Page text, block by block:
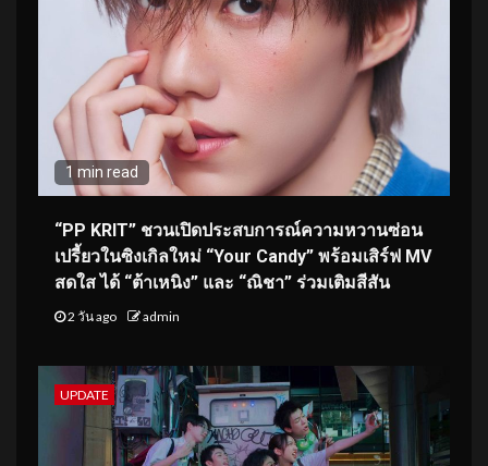
1 min read
“PP KRIT” ชวนเปิดประสบการณ์ความหวานซ่อน
เปรี้ยวในซิงเกิลใหม่ “Your Candy” พร้อมเสิร์ฟ MV
สดใส ได้ “ต้าเหนิง” และ “ณิชา” ร่วมเติมสีสัน
2 วัน ago admin
UPDATE